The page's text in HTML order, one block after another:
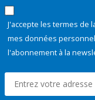
J'accepte les termes de
mes données
l'abonnement à la